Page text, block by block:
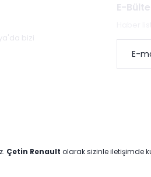
bizi
E-
Çetin Renault olarak sizinle iletişimde